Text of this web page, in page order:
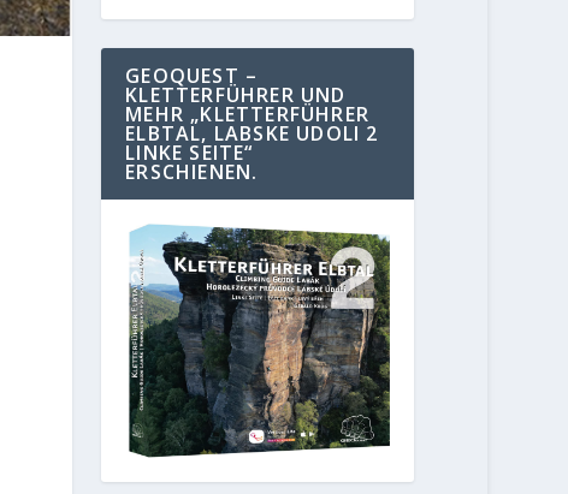
GEOQUEST –
KLETTERFÜHRER UND
MEHR „KLETTERFÜHRER
ELBTAL, LABSKE UDOLI 2
LINKE SEITE“
ERSCHIENEN.